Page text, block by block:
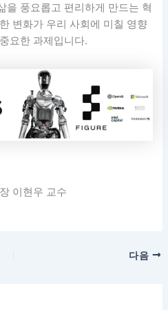
을 풍요롭고 편리하게 만드는 혁
변화가 우리 사회에 미칠 영향
요한 과제입니다.
이현우 교수
다음